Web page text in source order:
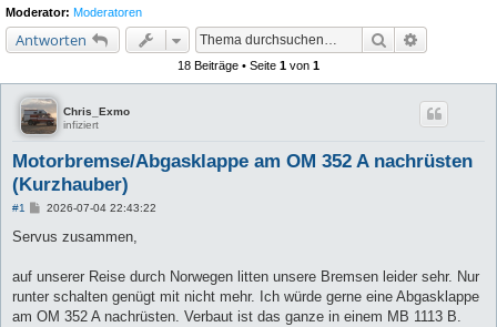
Moderator: Moderatoren
Antworten Suche
18 Beiträge • Seite 1 von 1
Chris_Exmo
infiziert
Motorbremse/Abgasklappe am OM 352 A nachrüsten
(Kurzhauber)
#1
B
i
a
2026-07-04 22:43:22
Servus zusammen,
auf unserer Reise durch Norwegen litten unsere Bremsen leider sehr. Nur
runter schalten genügt mit nicht mehr. Ich würde gerne eine Abgasklappe
am OM 352 A nachrüsten. Verbaut ist das ganze in einem MB 1113 B.